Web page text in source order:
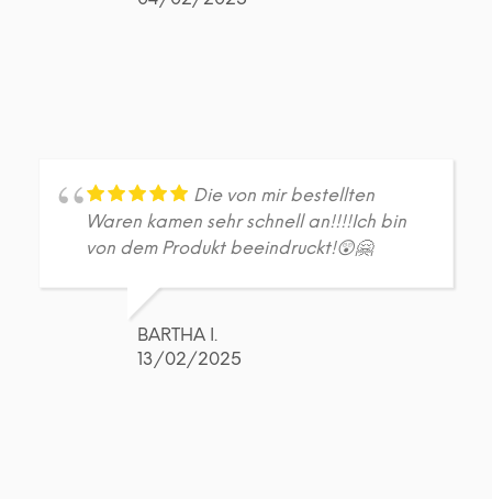
Die von mir bestellten
Waren kamen sehr schnell an!!!!Ich bin
von dem Produkt beeindruckt!😲🤗
BARTHA I.
13/02/2025